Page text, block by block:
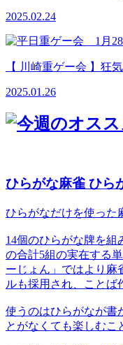
2025.02.24
【 川崎重ゲー会 】狂
2025.01.26
ひらがな麻雀 ひら
ひらがなだけを使った
14個のひらがな牌を組
の合計5組の実在する
ーじょん」ではより麻
ルも採用され、ことば
使うのはひらがなが書
とがなくても楽しむこ